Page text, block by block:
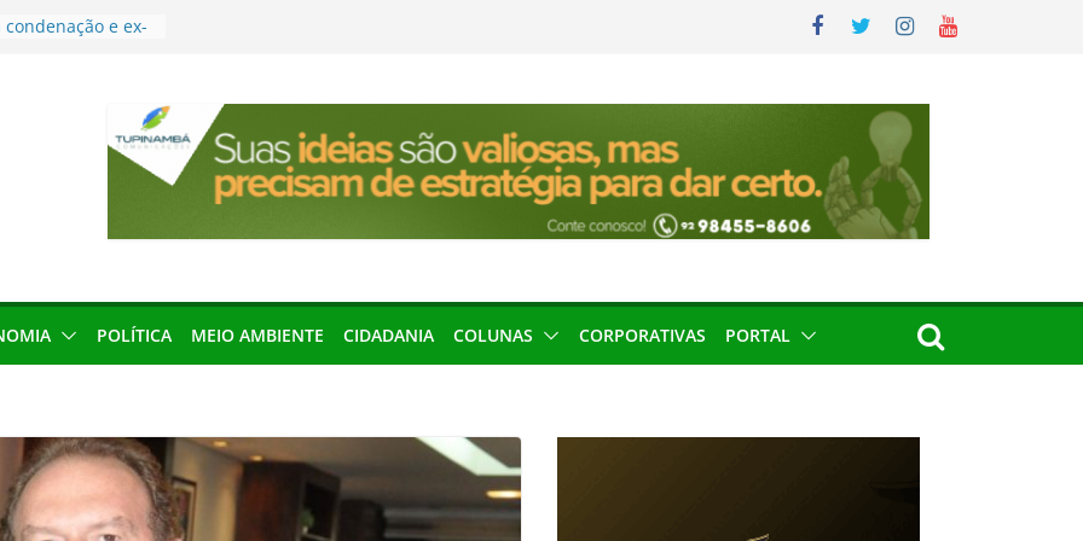
e ex-
podem barrar
de 2026 no
Amazônia
em São
discurso de
defesa do
públicaPOLÍTICA MEIO AMBIENTE CIDADANIA COLUNAS CORPORATIVAS PORTAL